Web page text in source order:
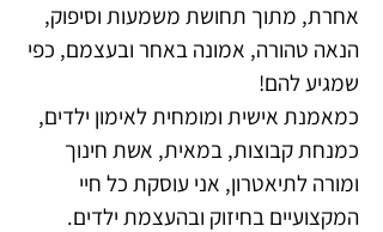
אחרת, מתוך תחושת משמעות וסיפוק,
הנאה טהורה, אמונה באחר ובעצמם, כפי
שמגיע להם!
כמאמנת אישית ומומחית לאימון ילדים,
כמנחת קבוצות, במאית, אשת חינוך
ומורה לתיאטרון, אני עוסקת כל חיי
המקצועיים בחיזוק ובהעצמת ילדים.